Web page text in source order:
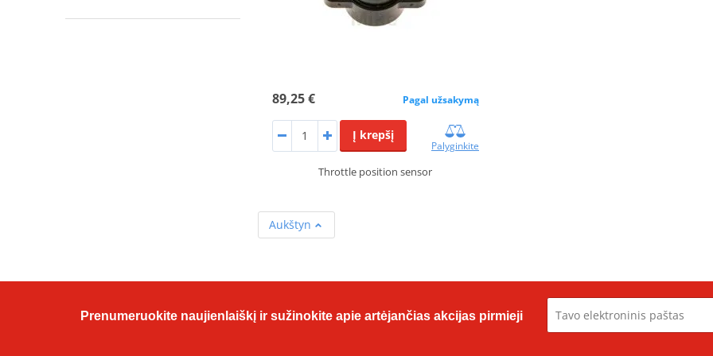
89,25 € Pagal užsakymą
Į krepšį
Palyginkite
Throttle position sensor
Aukštyn
Prenumeruokite naujienlaiškį ir sužinokite apie artėjančias akcijas pirmieji